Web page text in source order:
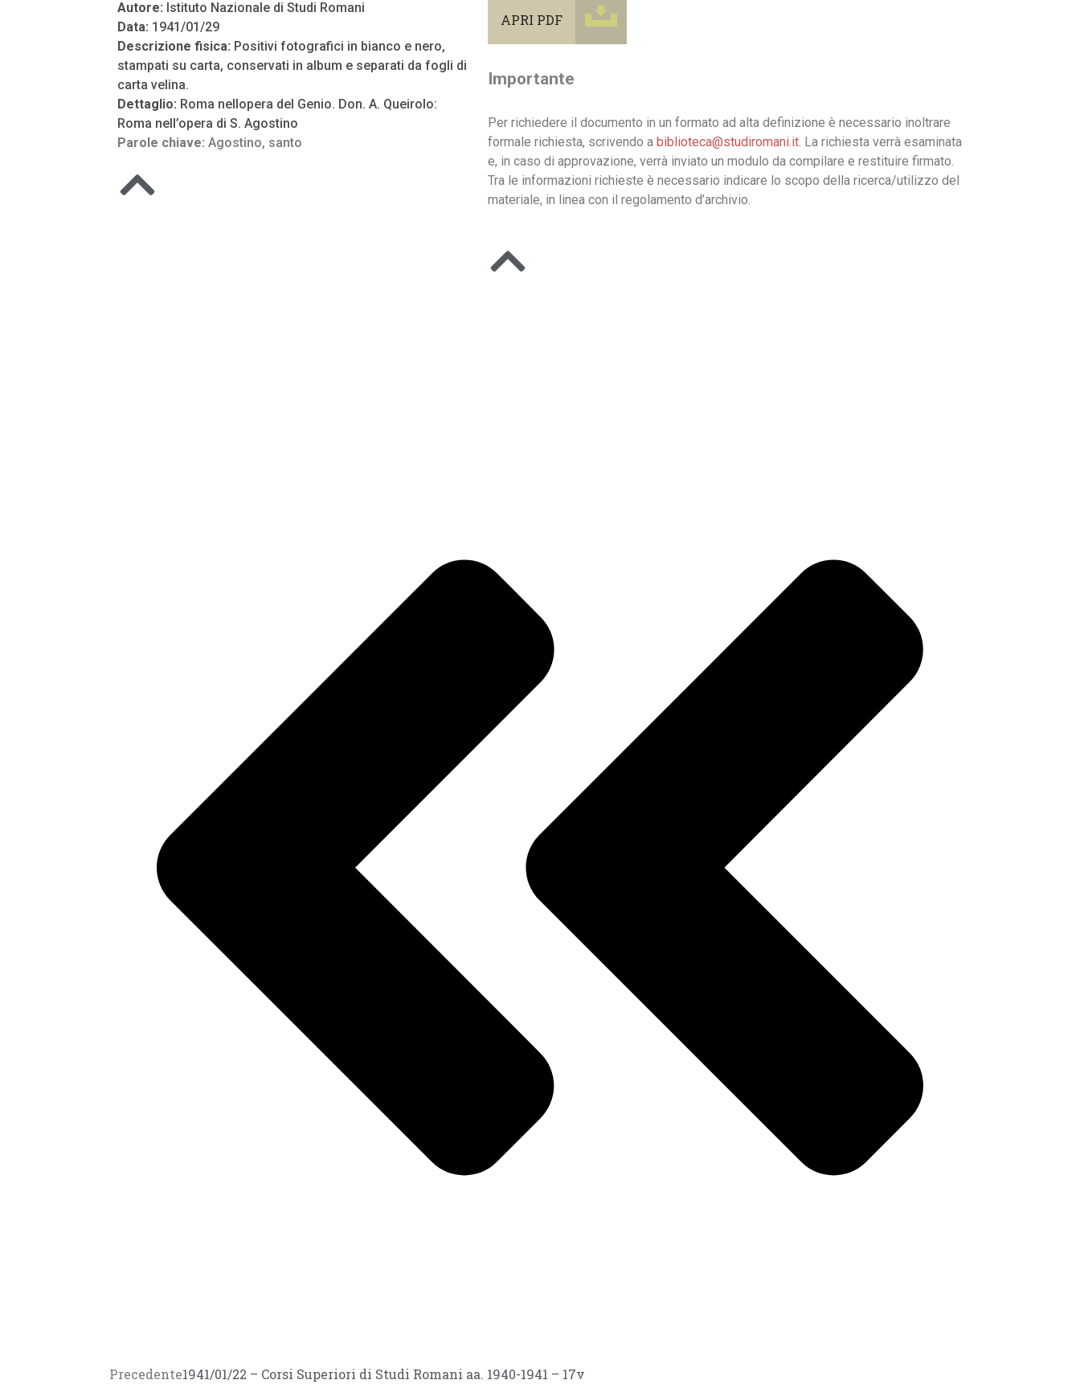
Autore: Istituto Nazionale di Studi Romani
Data: 1941/01/29
Descrizione fisica: Positivi fotografici in bianco e nero,
stampati su carta, conservati in album e separati da fogli di
carta velina.
Dettaglio: Roma nellopera del Genio. Don. A. Queirolo:
Roma nell’opera di S. Agostino
Parole chiave: Agostino, santo
APRI PDF
Importante
Per richiedere il documento in un formato ad alta definizione è necessario inoltrare
formale richiesta, scrivendo a biblioteca@studiromani.it. La richiesta verrà esaminata
e, in caso di approvazione, verrà inviato un modulo da compilare e restituire firmato.
Tra le informazioni richieste è necessario indicare lo scopo della ricerca/utilizzo del
materiale, in linea con il regolamento d’archivio.
Precedente1941/01/22 – Corsi Superiori di Studi Romani aa. 1940-1941 – 17v